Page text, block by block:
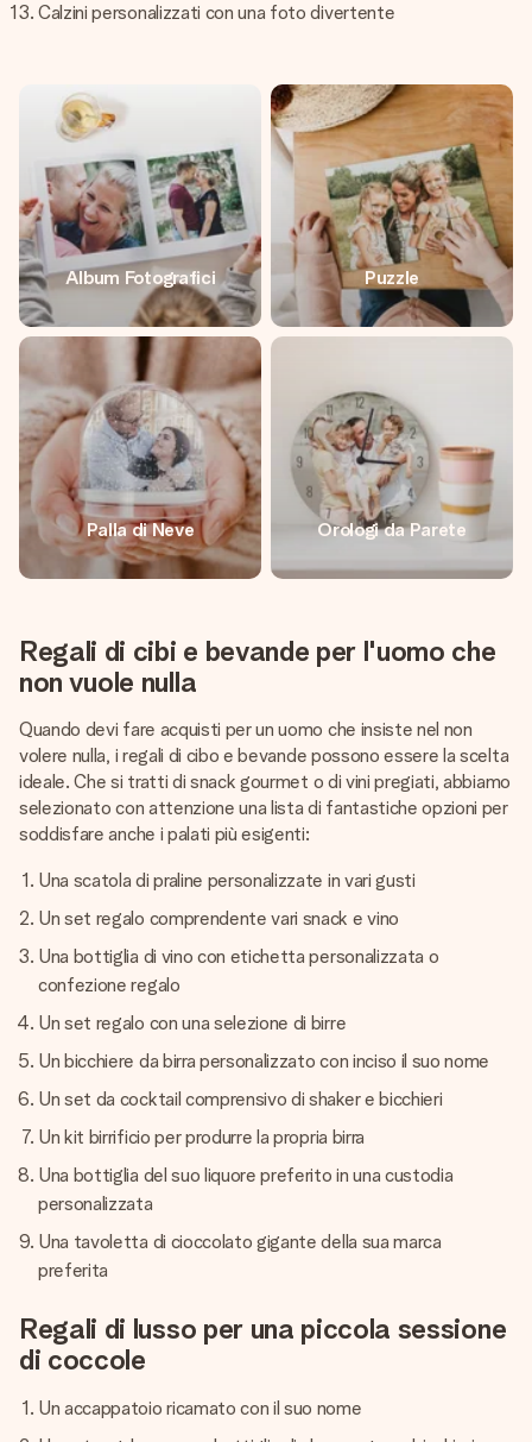
Calzini personalizzati con una foto divertente
Album Fotografici Puzzle
Palla di Neve Orologi da Parete
Regali di cibi e bevande per l'uomo che
non vuole nulla
Quando devi fare acquisti per un uomo che insiste nel non
volere nulla, i regali di cibo e bevande possono essere la scelta
ideale. Che si tratti di snack gourmet o di vini pregiati, abbiamo
selezionato con attenzione una lista di fantastiche opzioni per
soddisfare anche i palati più esigenti:
Una scatola di praline personalizzate in vari gusti
Un set regalo comprendente vari snack e vino
Una bottiglia di vino con etichetta personalizzata o
confezione regalo
Un set regalo con una selezione di birre
Un bicchiere da birra personalizzato con inciso il suo nome
Un set da cocktail comprensivo di shaker e bicchieri
Un kit birrificio per produrre la propria birra
Una bottiglia del suo liquore preferito in una custodia
personalizzata
Una tavoletta di cioccolato gigante della sua marca
preferita
Regali di lusso per una piccola sessione
di coccole
Un accappatoio ricamato con il suo nome